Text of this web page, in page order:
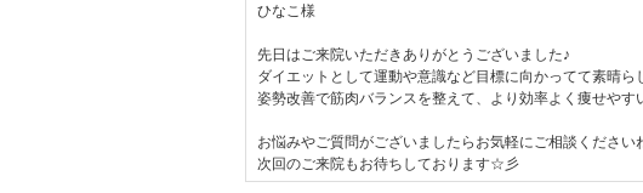
ひなこ様
先日はご来院いただきありがとうございました♪
ダイエットとして運動や意識など目標に向かってて素晴ら
姿勢改善で筋肉バランスを整えて、より効率よく痩せやす
お悩みやご質問がございましたらお気軽にご相談ください
次回のご来院もお待ちしております☆彡